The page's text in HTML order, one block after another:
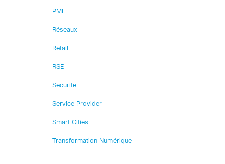
PME
Réseaux
Retail
RSE
Sécurité
Service Provider
Smart Cities
Transformation Numérique